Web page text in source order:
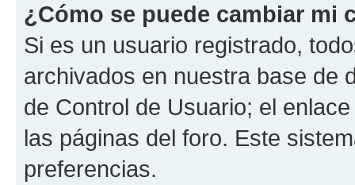
¿Cómo se puede cambiar mi
Si es un usuario registrado,
archivados en nuestra base de
de Control de Usuario; el
las páginas del foro. Este
preferencias.